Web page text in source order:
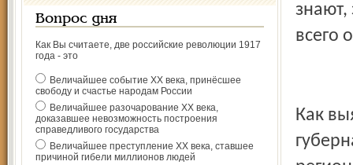
Вопрос дня
Как Вы считаете, две российские революции 1917
года - это
Величайшее событие ХХ века, принёсшее
свободу и счастье народам России
Величайшее разочарование ХХ века,
доказавшее невозможность построения
справедливого государства
Величайшее преступление ХХ века, ставшее
причиной гибели миллионов людей
знают,
всего
Как